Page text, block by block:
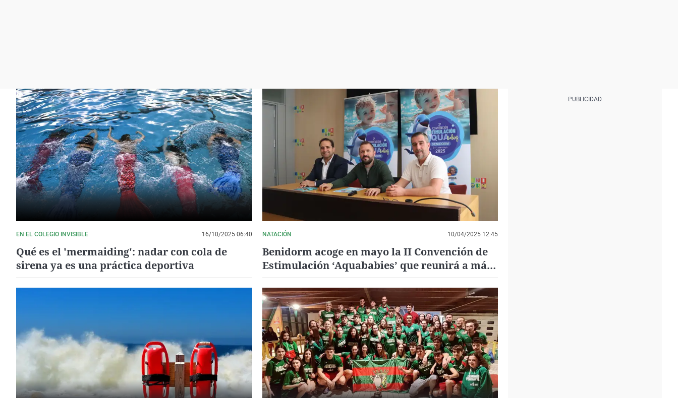
EN EL COLEGIO INVISIBLE 16/10/2025 06:40
Qué es el 'mermaiding': nadar con cola de
sirena ya es una práctica deportiva
NATACIÓN 10/04/2025 12:45
Benidorm acoge en mayo la II Convención de
Estimulación ‘Aquababies’ que reunirá a más